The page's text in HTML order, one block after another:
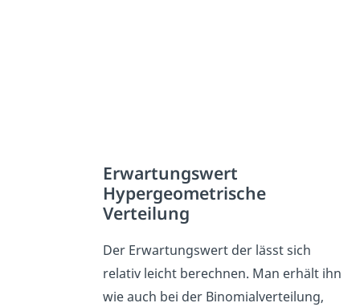
Erwartungswert
Hypergeometrische
Verteilung
Der Erwartungswert der lässt sich
relativ leicht berechnen. Man erhält ihn
wie auch bei der Binomialverteilung,